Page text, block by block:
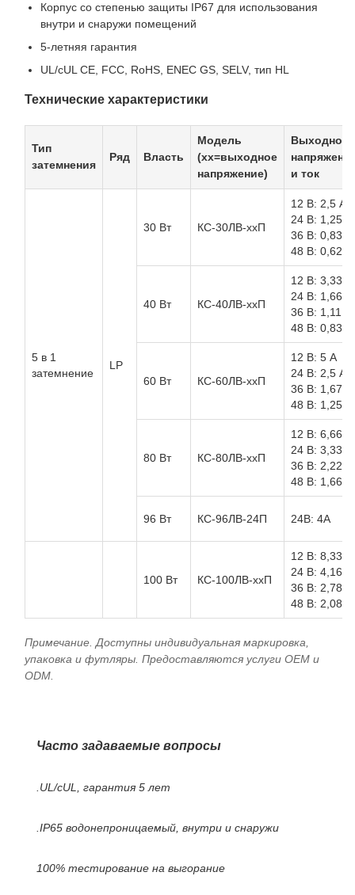
Корпус со степенью защиты IP67 для использования
внутри и снаружи помещений
5-летняя гарантия
UL/cUL CE, FCC, RoHS, ENEC GS, SELV, тип HL
Технические характеристики
Тип
затемнения
Ряд Власть
Модель
(xx=выходное
напряжение)
Выходное
и ток
5 в 1
затемнение
LP
30 Вт КС-30ЛВ-ххП
12 В: 2,5 А
24 В: 1,25 А
36 В: 0,83 А
48 В: 0,62 А
40 Вт КС-40ЛВ-ххП
12 В: 3,33 А
24 В: 1,66 А
36 В: 1,11 А
48 В: 0,83 А
60 Вт КС-60ЛВ-ххП
12 В: 5 А
24 В: 2,5 А
36 В: 1,67 А
48 В: 1,25 А
80 Вт КС-80ЛВ-ххП
12 В: 6,66 А
24 В: 3,33 А
36 В: 2,22 А
48 В: 1,66 А
96 Вт КС-96ЛВ-24П 24В: 4А
100 Вт КС-100ЛВ-ххП
12 В: 8,33 А
24 В: 4,16 А
36 В: 2,78 А
48 В: 2,08 А
Примечание. Доступны индивидуальная маркировка,
упаковка и футляры. Предоставляются услуги OEM и
ODM.
Часто задаваемые вопросы
.UL/cUL, гарантия 5 лет
.IP65 водонепроницаемый, внутри и снаружи
100% тестирование на выгорание